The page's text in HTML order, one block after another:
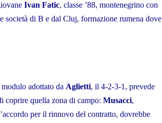
Ivan Fatic, classe ’88, montenegrino con
società di B e dal Cluj, formazione rumena dove
adottato da Aglietti, il 4-2-3-1, prevede
coprire quella zona di campo: Musacci,
per il rinnovo del contratto, dovrebbe